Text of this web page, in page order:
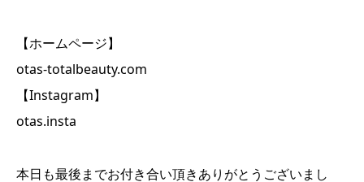
【ホームページ】
otas-totalbeauty.com
【Instagram】
otas.insta
本日も最後までお付き合い頂きありがとうございまし